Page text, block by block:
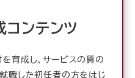
ンテンツ
育成し、サービスの質の
職した初任者の方をはじ